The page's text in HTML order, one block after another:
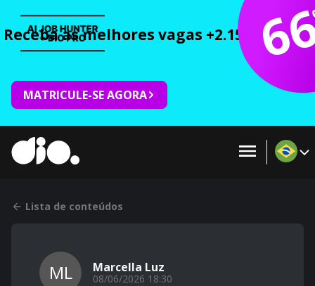
Receba as melhores vagas +2.150 cursos
MATRICULE-SE AGORA
Lista de conteúdos
ML Marcella Luz
08/06/2026 18:30